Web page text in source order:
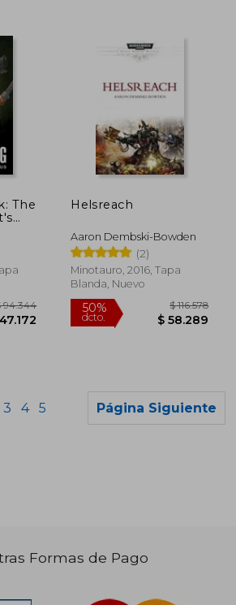
$ 38.085
53.849
The
Helsreach
Aaron Dembski-Bowden
(2)
Minotauro, 2016, Tapa
Blanda, Nuevo
3 4 5 Página Siguiente
Formas de Pago